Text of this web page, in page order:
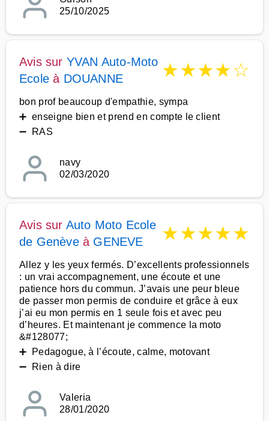
25/10/2025
Avis sur YVAN Auto-Moto
Ecole à DOUANNE ★★★★☆
bon prof beaucoup d'empathie, sympa
➕ enseigne bien et prend en compte le client
➖ RAS
navy
02/03/2020
Avis sur Auto Moto Ecole
de Genèveà GENEVE ★★★★★
Allez y les yeux fermés. D’excellents professionnels
: un vrai accompagnement, une écoute et une
patience hors du commun. J’avais une peur bleue
de passer mon permis de conduire et grâce à eux
j’ai eu mon permis en 1 seule fois et avec peu
d’heures. Et maintenant je commence la moto
&#128077;
➕ Pedagogue, à l’écoute, calme, motovant
➖ Rien à dire
Valeria
28/01/2020